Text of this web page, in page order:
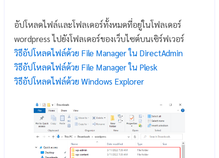
อัปโหลดไฟล์และโฟลเดอร์ทั้งหมดที่อยู่ในโฟลเดอร์
wordpress ไปยังโฟลเดอร์ของเว็บไซต์บนเซิร์ฟเวอร์
วิธีอัปโหลดไฟล์ด้วย File Manager ใน DirectAdmin
วิธีอัปโหลดไฟล์ด้วย File Manager ใน Plesk
วิธีอัปโหลดไฟล์ด้วย Windows Explorer